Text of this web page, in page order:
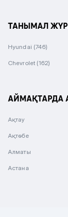
ТАНЫМАЛ
Hyundai (746)
Chevrolet (162)
АЙМАҚТАРДА
Ақтау
Ақтөбе
Алматы
Астана